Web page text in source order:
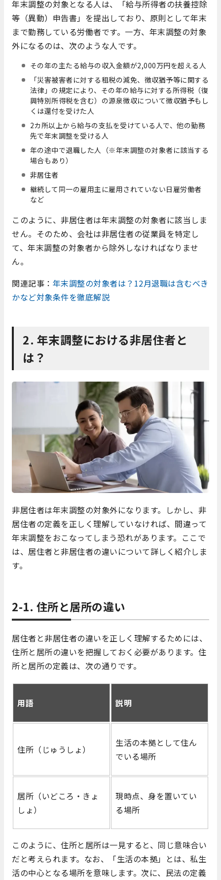
年末調整の対象となる人は、「給与所得者の扶養控除
等（異動）申告書」を提出しており、原則として年末
まで勤務している労働者です。一方、年末調整の対象
外になるのは、次のような人です。
その年の主たる給与の収入金額が2,000万円を超える人
「災害被害者に対する租税の減免、徴収猶予等に関する
法律」の規定により、その年の給与に対する所得税（復
興特別所得税を含む）の源泉徴収について徴収猶予もし
くは還付を受けた人
2カ所以上から給与の支払を受けている人で、他の勤務
先で年末調整を受ける人
年の途中で退職した人（※年末調整の対象者に該当する
場合もあり）
非居住者
継続して同一の雇用主に雇用されていない日雇労働者
など
このように、非居住者は年末調整の対象者に該当しま
せん。そのため、会社は非居住者の従業員を特定し
て、年末調整の対象者から除外しなければなりませ
ん。
関連記事： 年末調整の対象者は？12月退職は含むべき
かなど対象条件を徹底解説
2. 年末調整における非居住者と
は？
非居住者は年末調整の対象外になります。しかし、非
居住者の定義を正しく理解していなければ、間違って
年末調整をおこなってしまう恐れがあります。ここで
は、居住者と非居住者の違いについて詳しく紹介しま
す。
2-1. 住所と居所の違い
居住者と非居住者の違いを正しく理解するためには、
住所と居所の違いを把握しておく必要があります。住
所と居所の定義は、次の通りです。
用語 説明
住所（じゅうしょ）
生活の本拠として住ん
でいる場所
居所（いどころ・きょ
しょ）
現時点、身を置いてい
る場所
このように、住所と居所は一見すると、同じ意味合い
だと考えられます。なお、「生活の本拠」とは、私生
活の中心となる場所を意味します。次に、民法の定義